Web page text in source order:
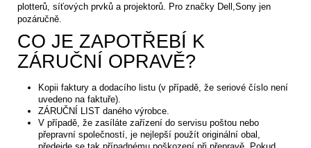
plotterů, síťových prvků a projektorů. Pro značky Dell,Sony jen
pozáručně.
CO JE ZAPOTŘEBÍ K
ZÁRUČNÍ OPRAVĚ?
Kopii faktury a dodacího listu (v případě, že seriové číslo není
uvedeno na faktuře).
ZÁRUČNÍ LIST daného výrobce.
V případě, že zasíláte zařízení do servisu poštou nebo
přepravní společností, je nejlepší použít originální obal,